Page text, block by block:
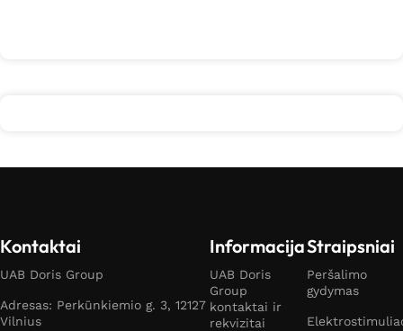
Kontaktai
UAB Doris Group
Adresas: Perkūnkiemio g. 3, 12127
Vilnius
Informacija
UAB Doris
Group
kontaktai ir
rekvizitai
Straipsniai
Peršalimo
gydymas